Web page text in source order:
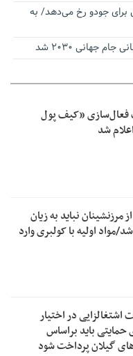
برای جودو رخ می‌دهد/ به
جهانی ۲۰۳۰ شد
فعال‌سازی «کیف پول
شد
مرزنشینان نباید به زیان
مواد اولیه با کولبری وارد
اشتغالزایی در اختیار
حمایتی باید براساس
گیلان پرداخت شود